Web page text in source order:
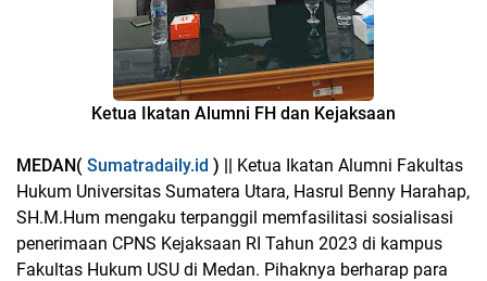
Ketua Ikatan Alumni FH dan Kejaksaan
MEDAN( Sumatradaily.id ) || Ketua Ikatan Alumni Fakultas
Hukum Universitas Sumatera Utara, Hasrul Benny Harahap,
SH.M.Hum mengaku terpanggil memfasilitasi sosialisasi
penerimaan CPNS Kejaksaan RI Tahun 2023 di kampus
Fakultas Hukum USU di Medan. Pihaknya berharap para